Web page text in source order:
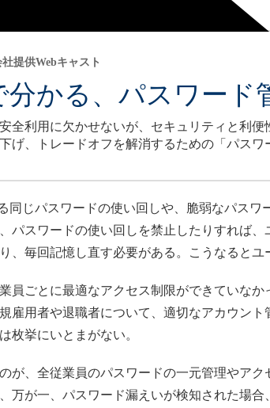
分かる、パスワード
提供Webキャスト
全利用に欠かせないが、セキュリティと利
げ、トレードオフを解消するための「パスワ
同じパスワードの使い回しや、脆弱なパス
パスワードの使い回しを禁止したりすれば
、毎回記憶し直す必要がある。こうなるとユ
員ごとに最適なアクセス制限ができていな
雇用者や退職者について、適切なアカウン
枚挙にいとまがない。
が、全従業員のパスワードの一元管理やア
万が一、パスワード漏えいが検知された場